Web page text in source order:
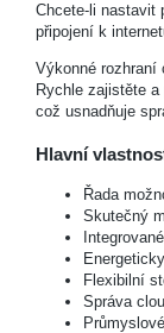
Chcete-li nastavit
připojení k
Výkonné rozhraní
Rychle zajistěte
což usnadňuje
Hlavní
Řada
Skutečný
Flexibilní
Správa